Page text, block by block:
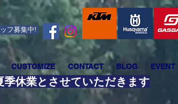
フ募集中!
CUSTOMIZE CONTACT BLOG EVENT
季休業とさせていただきます